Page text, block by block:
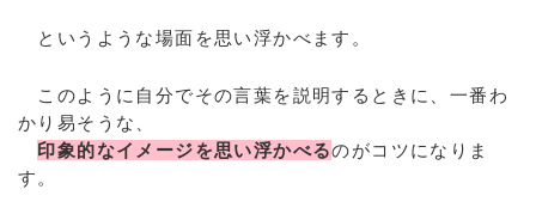
というような場面を思い浮かべます。
このように自分でその言葉を説明するときに、一番わ
かり易そうな、
印象的なイメージを思い浮かべるのがコツになりま
す。